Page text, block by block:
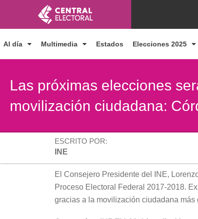
contenido
Al día Multimedia Estados Elecciones 2025
Las próximas elecciones
movilización ciudadana:
ESCRITO POR:
INE
El Consejero Presidente del INE,
Proceso Electoral Federal 2017-2018.
gracias a la movilización ciudadana